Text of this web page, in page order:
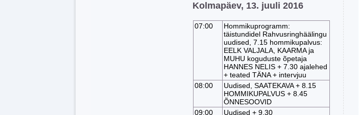
Kolmapäev, 13. juuli 2016
07:00
Hommikuprogramm:
täistundidel Rahvusringhäälingu
uudised, 7.15 hommikupalvus:
EELK VALJALA, KAARMA ja
MUHU koguduste õpetaja
HANNES NELIS + 7.30 ajalehed
+ teated TÄNA + intervjuu
08:00
Uudised, SAATEKAVA + 8.15
HOMMIKUPALVUS + 8.45
ÕNNESOOVID
09:00
Uudised + 9.30